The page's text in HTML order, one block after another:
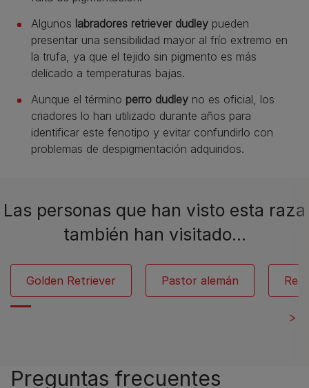
Algunos labradores retriever dudley pueden
presentar una sensibilidad mayor al frío extremo en
la trufa, ya que el tejido sin pigmento es más
delicado a temperaturas bajas.
Aunque el término perro dudley no es oficial, los
criadores lo han utilizado durante años para
identificar este fenotipo y evitar confundirlo con
problemas de despigmentación adquiridos.
Las personas que han visto esta raza
también han visitado…
Golden Retriever Pastor alemán
Preguntas frecuentes